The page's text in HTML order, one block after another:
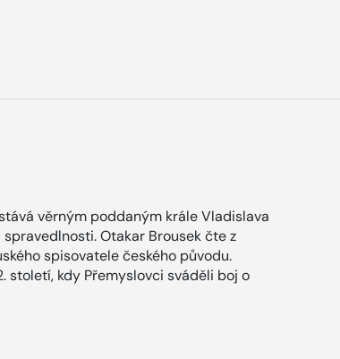
věrným poddaným krále Vladislava
Otakar Brousek čte z
spisovatele českého původu.
století, kdy Přemyslovci sváděli boj o